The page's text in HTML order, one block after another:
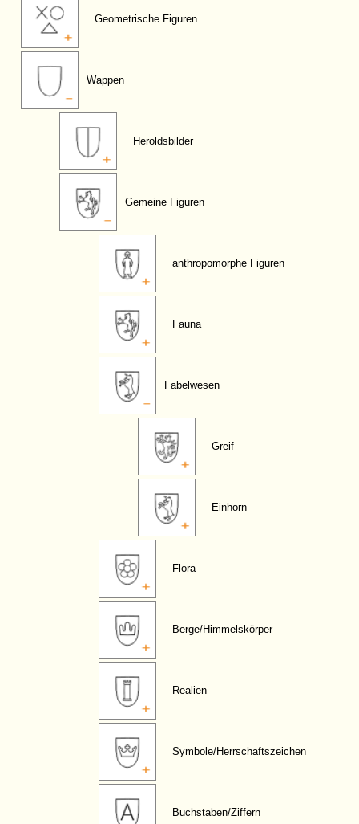
Geometrische Figuren
Wappen
Heroldsbilder
Gemeine Figuren
anthropomorphe Figuren
Fauna
Fabelwesen
Greif
Einhorn
Flora
Berge/Himmelskörper
Realien
Symbole/Herrschaftszeichen
Buchstaben/Ziffern